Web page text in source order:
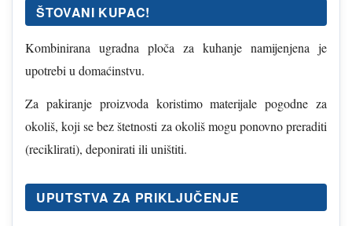
ŠTOVANI KUPAC!
Kombinirana ugradna ploča za kuhanje namijenjena je
upotrebi u domaćinstvu.
Za pakiranje proizvoda koristimo materijale pogodne za
okoliš, koji se bez štetnosti za okoliš mogu ponovno preraditi
(reciklirati), deponirati ili uništiti.
UPUTSTVA ZA PRIKLJUČENJE